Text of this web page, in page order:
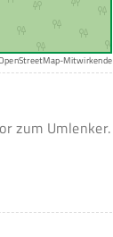
Mitwirkende
zum Umlenker.